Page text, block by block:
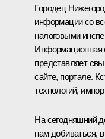
Городец
информации со
налоговыми
Информационная
представляет
сайте, портале.
технологий,
На сегодняшний
нам добиваться,